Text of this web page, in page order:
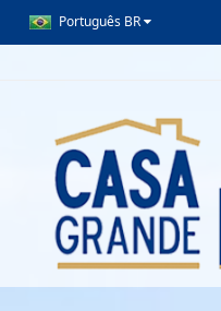
Português BR